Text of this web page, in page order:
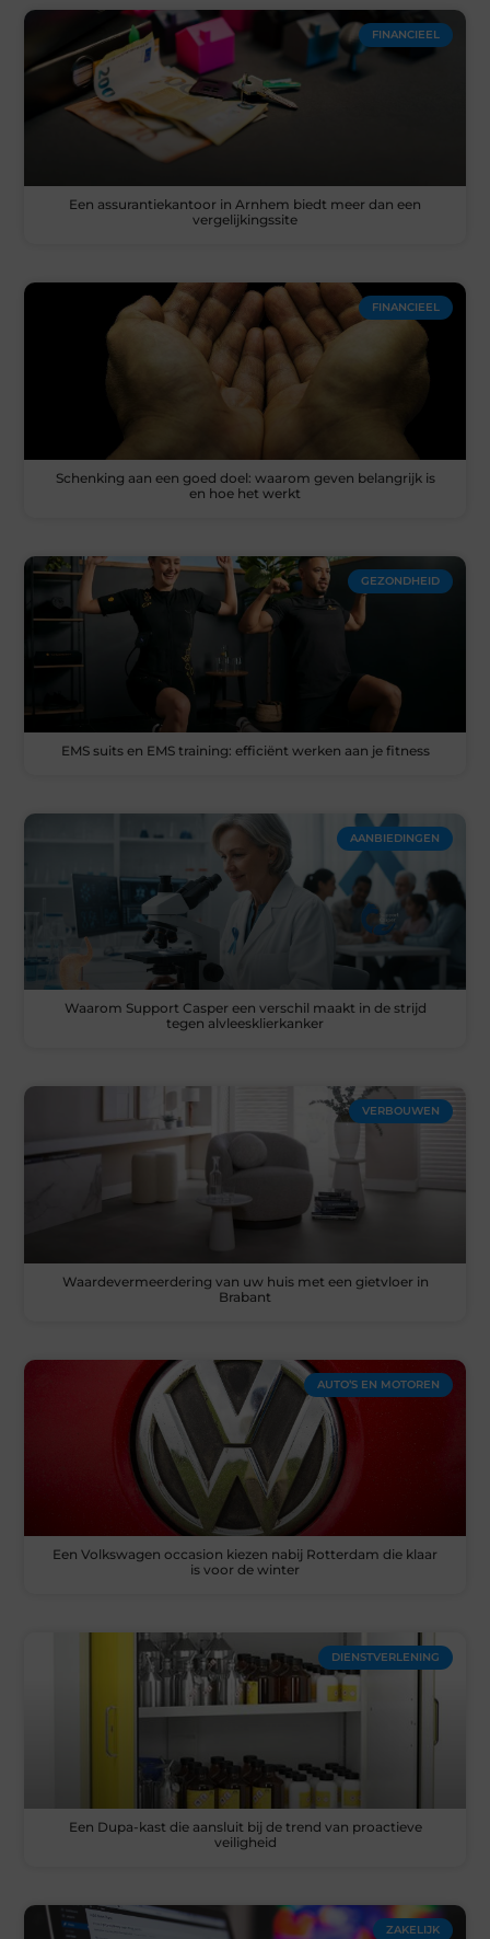
FINANCIEEL
Een assurantiekantoor in Arnhem biedt meer dan een
vergelijkingssite
FINANCIEEL
Schenking aan een goed doel: waarom geven belangrijk is
en hoe het werkt
GEZONDHEID
EMS suits en EMS training: efficiënt werken aan je fitness
AANBIEDINGEN
Waarom Support Casper een verschil maakt in de strijd
tegen alvleesklierkanker
VERBOUWEN
Waardevermeerdering van uw huis met een gietvloer in
Brabant
AUTO’S EN MOTOREN
Een Volkswagen occasion kiezen nabij Rotterdam die klaar
is voor de winter
DIENSTVERLENING
Een Dupa-kast die aansluit bij de trend van proactieve
veiligheid
ZAKELIJK